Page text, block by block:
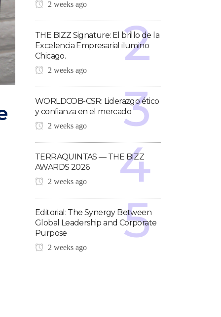
2 weeks ago
THE BIZZ Signature: El brillo de la
Excelencia Empresarial ilumino
Chicago.
2 weeks ago
WORLDCOB-CSR: Liderazgo ético
y confianza en el mercado
2 weeks ago
TERRAQUINTAS — THE BIZZ
AWARDS 2026
2 weeks ago
Editorial: The Synergy Between
Global Leadership and Corporate
Purpose
2 weeks ago